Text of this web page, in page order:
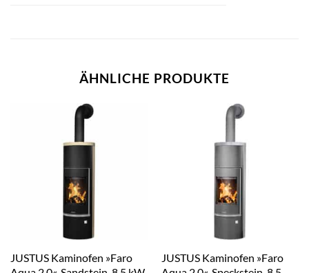
ÄHNLICHE PRODUKTE
JUSTUS Kaminofen »Faro
JUSTUS Kaminofen »Faro